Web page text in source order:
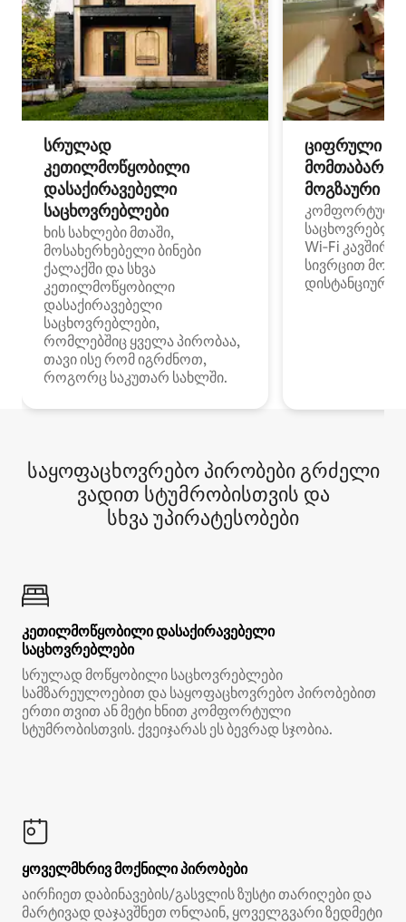
სრულად
კეთილმოწყობილი
დასაქირავებელი
საცხოვრებლები
ხის სახლები მთაში,
მოსახერხებელი ბინები
ქალაქში და სხვა
კეთილმოწყობილი
დასაქირავებელი
საცხოვრებლები,
რომლებშიც ყველა პირობაა,
თავი ისე რომ იგრძნოთ,
როგორც საკუთარ სახლში.
ციფრული
მოგზაური
კომფორტული
Wi‑Fi
სივრცით
დისტანციური
საყოფაცხოვრებო პირობები გრძელი
ვადით სტუმრობისთვის და
სხვა უპირატესობები
კეთილმოწყობილი დასაქირავებელი
საცხოვრებლები
სრულად მოწყობილი საცხოვრებლები
სამზარეულოებით და საყოფაცხოვრებო პირობებით
ერთი თვით ან მეტი ხნით კომფორტული
სტუმრობისთვის. ქვეიჯარას ეს ბევრად სჯობია.
ყოველმხრივ მოქნილი პირობები
აირჩიეთ დაბინავების/გასვლის ზუსტი თარიღები და
მარტივად დაჯავშნეთ ონლაინ, ყოველგვარი ზედმეტი